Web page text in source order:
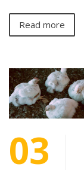
Read more
03